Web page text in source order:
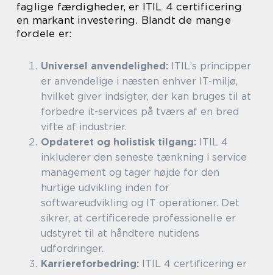
faglige færdigheder, er ITIL 4 certificering
en markant investering. Blandt de mange
fordele er:
Universel anvendelighed: ITIL’s principper
er anvendelige i næsten enhver IT-miljø,
hvilket giver indsigter, der kan bruges til at
forbedre it-services på tværs af en bred
vifte af industrier.
Opdateret og holistisk tilgang: ITIL 4
inkluderer den seneste tænkning i service
management og tager højde for den
hurtige udvikling inden for
softwareudvikling og IT operationer. Det
sikrer, at certificerede professionelle er
udstyret til at håndtere nutidens
udfordringer.
Karriereforbedring: ITIL 4 certificering er